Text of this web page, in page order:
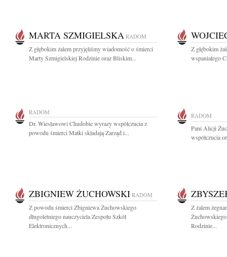
MARTA SZMIGIELSKA RADOM
Z głębokim żalem przyjęliśmy wiadomość o śmierci
Marty Szmigielskiej Rodzinie oraz Bliskim...
Z głębokim
wspaniałego
RADOM
Dr. Wiesławowi Chudobie wyrazy współczucia z
powodu śmierci Matki składają Zarząd i...
RADOM
Pani Alicji
współczucia
ZBIGNIEW ŻUCHOWSKI RADOM
Z powodu śmierci Zbigniewa Żuchowskiego
długoletniego nauczyciela Zespołu Szkół
Elektronicznych...
Z żalem
Rodzinie...